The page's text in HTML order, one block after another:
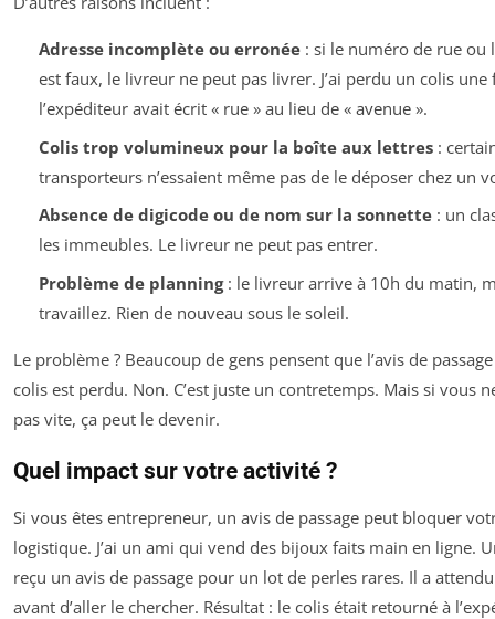
Adresse incomplète ou erronée: si le numéro de rue ou
est faux, le livreur ne peut pas livrer. J’ai perdu un colis une
l’expéditeur avait écrit « rue » au lieu de « avenue ».
Colis trop volumineux pour la boîte aux lettres:
transporteurs n’essaient même pas de le déposer chez un
Absence de digicode ou de nom sur la sonnette: un
les immeubles. Le livreur ne peut pas entrer.
Problème de planning: le livreur arrive à 10h du matin,
travaillez. Rien de nouveau sous le soleil.
Le problème ? Beaucoup de gens pensent que l’avis de
colis est perdu. Non. C’est juste un contretemps. Mais si vous
pas vite, ça peut le devenir.
Quel impact sur votre activité ?
Si vous êtes entrepreneur, un avis de passage peut bloquer
logistique. J’ai un ami qui vend des bijoux faits main en ligne.
reçu un avis de passage pour un lot de perles rares. Il a
avant d’aller le chercher. Résultat : le colis était retourné à